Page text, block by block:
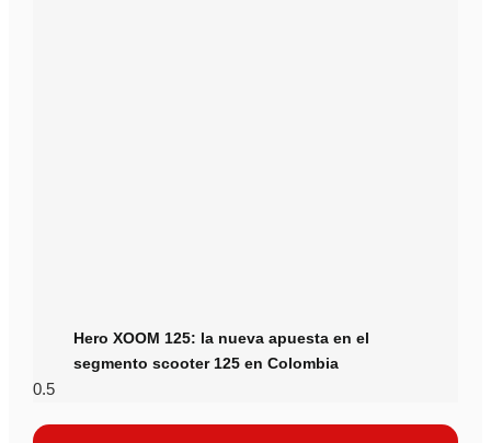
Hero XOOM 125: la nueva apuesta en el
segmento scooter 125 en Colombia